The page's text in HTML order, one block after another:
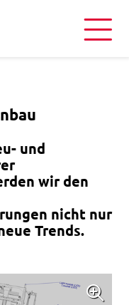
und
wir den
nicht nur
Trends.